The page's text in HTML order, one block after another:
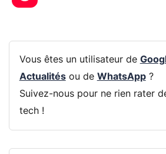
Vous êtes un utilisateur de
Actualitésou de WhatsApp?
Suivez-nous pour ne rien rater
tech !